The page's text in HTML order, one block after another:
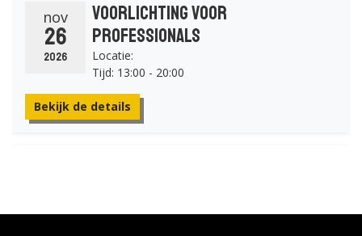
nov
26
2026
Voorlichting voor
professionals
Locatie:
Tijd: 13:00 - 20:00
Bekijk de details
2027
Locatie: